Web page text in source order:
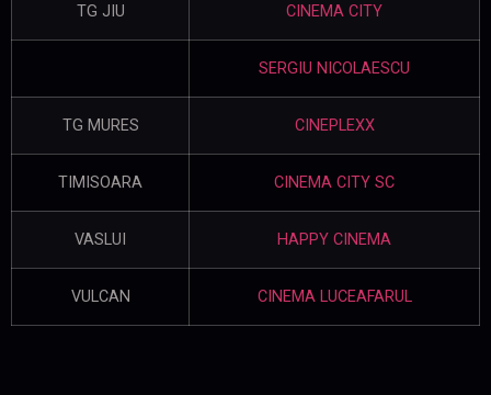
TG JIU CINEMA CITY
SERGIU NICOLAESCU
TG MURES CINEPLEXX
TIMISOARA CINEMA CITY SC
VASLUI HAPPY CINEMA
VULCAN CINEMA LUCEAFARUL